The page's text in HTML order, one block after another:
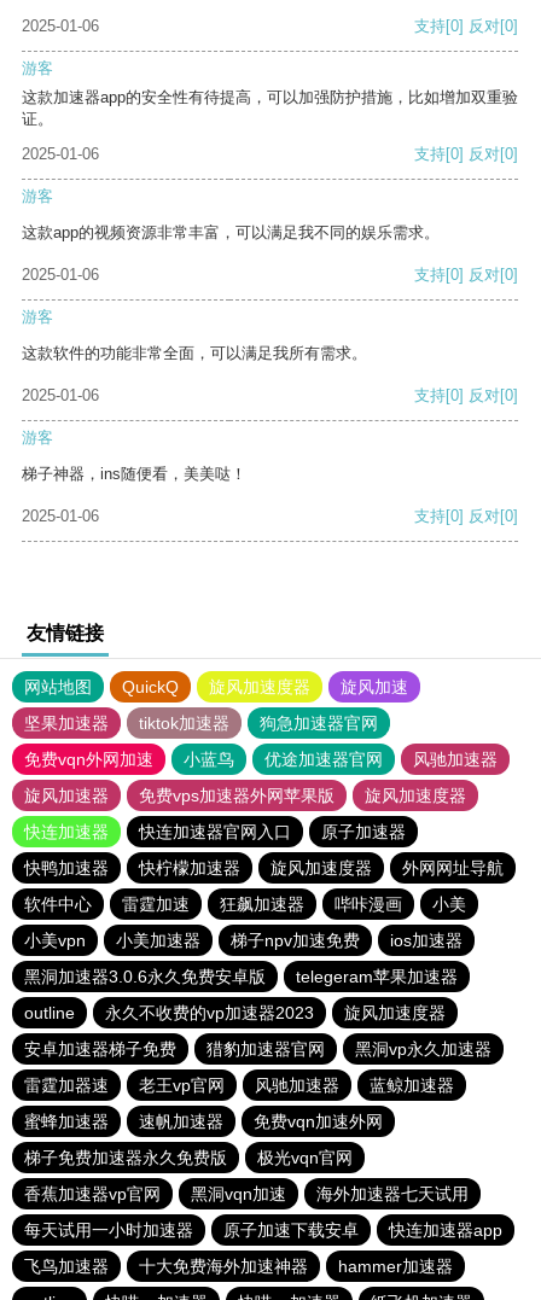
2025-01-06 支持[0] 反对[0]
游客
这款加速器app的安全性有待提高，可以加强防护措施，比如增加双重验
证。
2025-01-06
支持[0] 反对[0]
游客
这款app的视频资源非常丰富，可以满足我不同的娱乐需求。
2025-01-06 支持[0] 反对[0]
游客
这款软件的功能非常全面，可以满足我所有需求。
2025-01-06 支持[0] 反对[0]
游客
梯子神器，ins随便看，美美哒！
2025-01-06 支持[0] 反对[0]
友情链接
网站地图 QuickQ 旋风加速度器
旋风加速
坚果加速器
tiktok加速器
狗急加速器官网
免费vqn外网加速
小蓝鸟 优途加速器官网
风驰加速器
旋风加速器
免费vps加速器外网苹果版
旋风加速度器
快连加速器
快连加速器官网入口
原子加速器
快鸭加速器
快柠檬加速器 旋风加速度器
外网网址导航
软件中心
雷霆加速 狂飙加速器 哔咔漫画
小美
小美vpn
小美加速器 梯子npv加速免费
ios加速器
黑洞加速器3.0.6永久免费安卓版
telegeram苹果加速器
outline
永久不收费的vp加速器2023
旋风加速度器
安卓加速器梯子免费
猎豹加速器官网
黑洞vp永久加速器
雷霆加器速
老王vp官网 风驰加速器
蓝鲸加速器
蜜蜂加速器
速帆加速器
免费vqn加速外网
梯子免费加速器永久免费版
极光vqn官网
香蕉加速器vp官网
黑洞vqn加速
海外加速器七天试用
每天试用一小时加速器
原子加速下载安卓
快连加速器app
飞鸟加速器
十大免费海外加速神器
hammer加速器